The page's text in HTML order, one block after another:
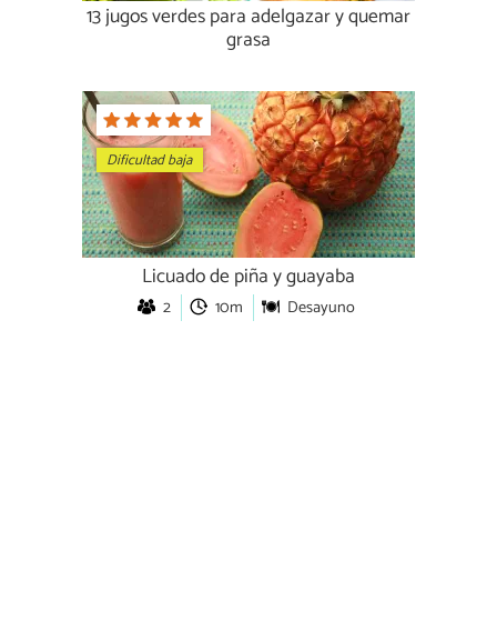
13 jugos verdes para adelgazar y quemar
grasa
Dificultad baja
Licuado de piña y guayaba
2 10m Desayuno